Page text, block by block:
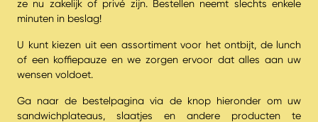
ze nu zakelijk of privé zijn. Bestellen neemt slechts enkele
minuten in beslag!
U kunt kiezen uit een assortiment voor het ontbijt, de lunch
of een koffiepauze en we zorgen ervoor dat alles aan uw
wensen voldoet.
Ga naar de bestelpagina via de knop hieronder om uw
sandwichplateaus, slaatjes en andere producten te